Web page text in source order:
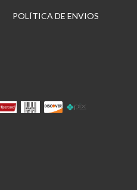
POLÍTICA DE ENVIOS